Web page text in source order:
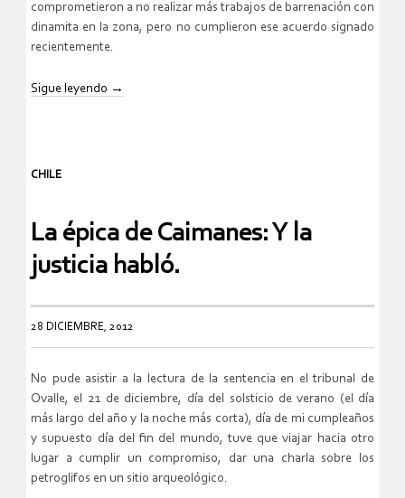
comprometieron a no realizar más trabajos de barrenación con
dinamita en la zona, pero no cumplieron ese acuerdo signado
recientemente.
Sigue leyendo →
CHILE
La épica de Caimanes: Y la
justicia habló.
28 DICIEMBRE, 2012
No pude asistir a la lectura de la sentencia en el tribunal de
Ovalle, el 21 de diciembre, día del solsticio de verano (el día
más largo del año y la noche más corta), día de mi cumpleaños
y supuesto día del fin del mundo, tuve que viajar hacia otro
lugar a cumplir un compromiso, dar una charla sobre los
petroglifos en un sitio arqueológico.